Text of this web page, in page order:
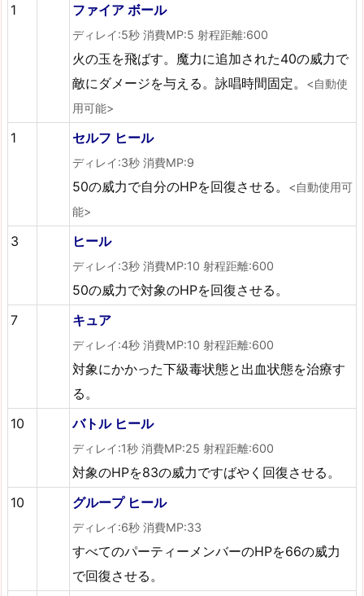
1 ファイア ボール
ディレイ:5秒 消費MP:5 射程距離:600
火の玉を飛ばす。魔力に追加された40の威力で
敵にダメージを与える。詠唱時間固定。
<自動使
用可能>
1 セルフ ヒール
ディレイ:3秒 消費MP:9
50の威力で自分のHPを回復させる。
<自動使用可
能>
3 ヒール
ディレイ:3秒 消費MP:10 射程距離:600
50の威力で対象のHPを回復させる。
7
キュア
ディレイ:4秒 消費MP:10 射程距離:600
対象にかかった下級毒状態と出血状態を治療す
る。
10
バトル ヒール
ディレイ:1秒 消費MP:25 射程距離:600
対象のHPを83の威力ですばやく回復させる。
10
グループ ヒール
ディレイ:6秒 消費MP:33
すべてのパーティーメンバーのHPを66の威力
で回復させる。